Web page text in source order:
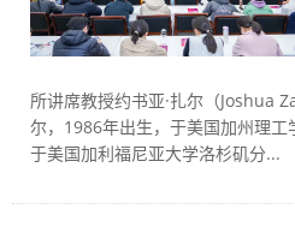
所讲席教授约书亚·扎尔（Joshua
尔，1986年出生，于美国加州理
于美国加利福尼亚大学洛杉矶分...